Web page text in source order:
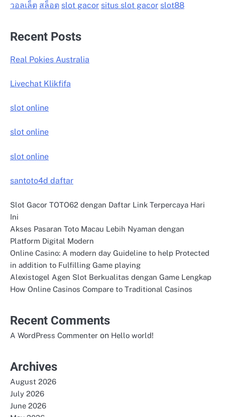
วอลเล็ต สล็อต slot gacor situs slot gacor slot88
Recent Posts
Real Pokies Australia
Livechat Klikfifa
slot online
slot online
slot online
santoto4d daftar
Slot Gacor TOTO62 dengan Daftar Link Terpercaya Hari
Ini
Akses Pasaran Toto Macau Lebih Nyaman dengan
Platform Digital Modern
Online Casino: A modern day Guideline to help Protected
in addition to Fulfilling Game playing
Alexistogel Agen Slot Berkualitas dengan Game Lengkap
How Online Casinos Compare to Traditional Casinos
Recent Comments
A WordPress Commenter on Hello world!
Archives
August 2026
July 2026
June 2026